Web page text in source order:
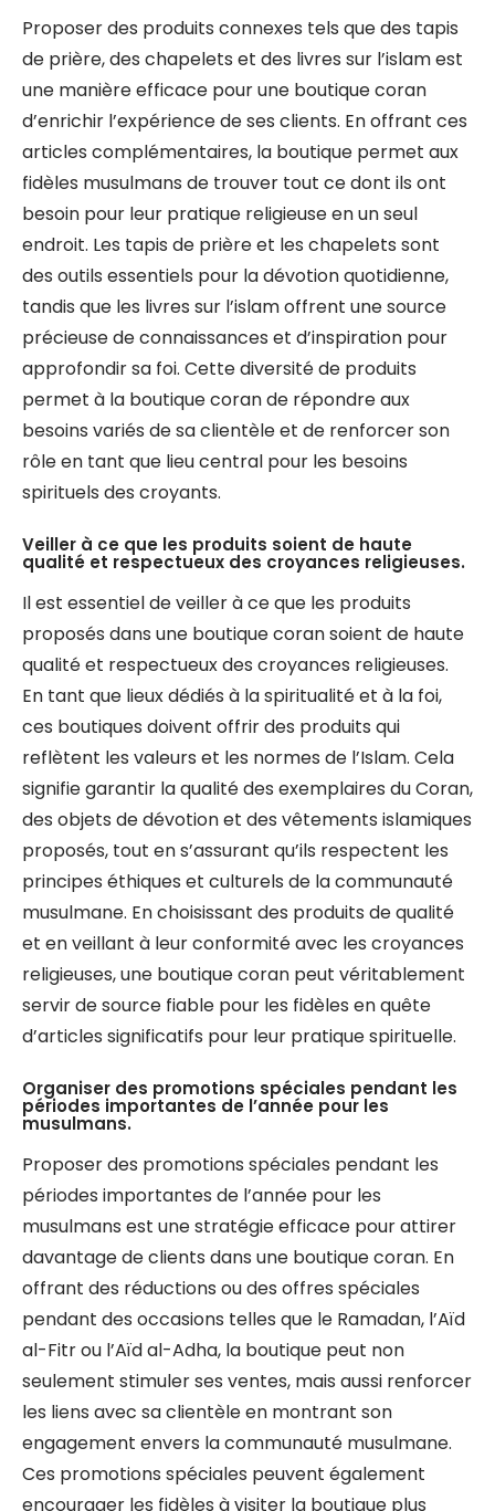
Proposer des produits connexes tels que des tapis
de prière, des chapelets et des livres sur l’islam est
une manière efficace pour une boutique coran
d’enrichir l’expérience de ses clients. En offrant ces
articles complémentaires, la boutique permet aux
fidèles musulmans de trouver tout ce dont ils ont
besoin pour leur pratique religieuse en un seul
endroit. Les tapis de prière et les chapelets sont
des outils essentiels pour la dévotion quotidienne,
tandis que les livres sur l’islam offrent une source
précieuse de connaissances et d’inspiration pour
approfondir sa foi. Cette diversité de produits
permet à la boutique coran de répondre aux
besoins variés de sa clientèle et de renforcer son
rôle en tant que lieu central pour les besoins
spirituels des croyants.
Veiller à ce que les produits soient de haute
qualité et respectueux des croyances religieuses.
Il est essentiel de veiller à ce que les produits
proposés dans une boutique coran soient de haute
qualité et respectueux des croyances religieuses.
En tant que lieux dédiés à la spiritualité et à la foi,
ces boutiques doivent offrir des produits qui
reflètent les valeurs et les normes de l’Islam. Cela
signifie garantir la qualité des exemplaires du Coran,
des objets de dévotion et des vêtements islamiques
proposés, tout en s’assurant qu’ils respectent les
principes éthiques et culturels de la communauté
musulmane. En choisissant des produits de qualité
et en veillant à leur conformité avec les croyances
religieuses, une boutique coran peut véritablement
servir de source fiable pour les fidèles en quête
d’articles significatifs pour leur pratique spirituelle.
Organiser des promotions spéciales pendant les
périodes importantes de l’année pour les
musulmans.
Proposer des promotions spéciales pendant les
périodes importantes de l’année pour les
musulmans est une stratégie efficace pour attirer
davantage de clients dans une boutique coran. En
offrant des réductions ou des offres spéciales
pendant des occasions telles que le Ramadan, l’Aïd
al-Fitr ou l’Aïd al-Adha, la boutique peut non
seulement stimuler ses ventes, mais aussi renforcer
les liens avec sa clientèle en montrant son
engagement envers la communauté musulmane.
Ces promotions spéciales peuvent également
encourager les fidèles à visiter la boutique plus